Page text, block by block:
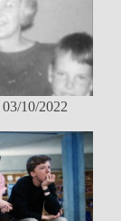
03/10/2022